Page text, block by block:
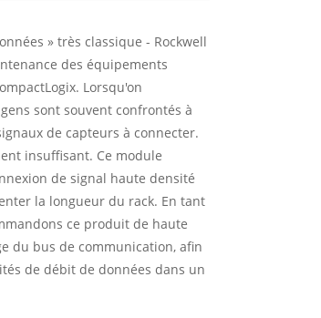
» très classique - Rockwell
des équipements
Lorsqu'on
sont souvent confrontés à
de capteurs à connecter.
insuffisant. Ce module
de signal haute densité
la longueur du rack. En tant
ce produit de haute
du bus de communication, afin
de débit de données dans un